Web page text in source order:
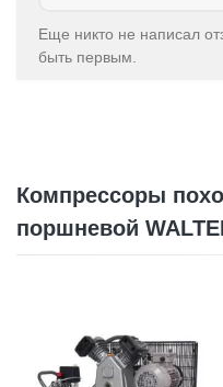
Еще никто не написал
быть первым.
Компрессоры
поршневой